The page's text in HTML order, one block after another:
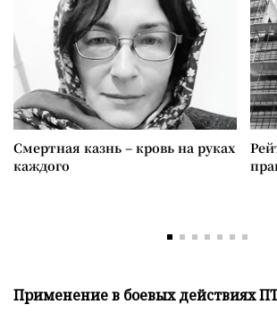
Смертная казнь – кровь на руках
каждого
Применение в боевых действиях